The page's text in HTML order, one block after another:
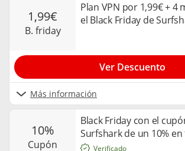
1,99€
b. friday
Plan VPN por 1,99€ + 4
el Black Friday de
Más información
Ver Descuento
10%
cupón
Black Friday con el
Surfshark de un 10%
Verificado